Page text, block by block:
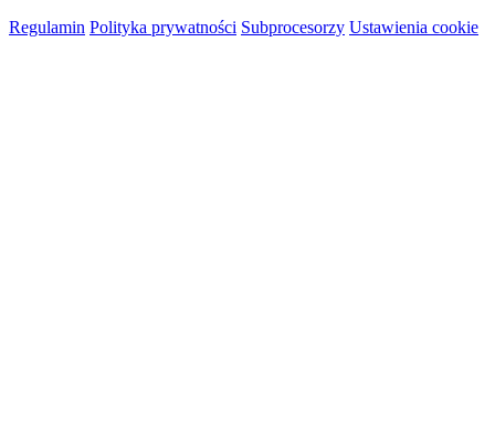
Regulamin Polityka prywatności Subprocesorzy Ustawienia cookie